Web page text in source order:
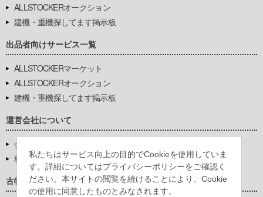
私たちはサービス向上の目的でCookieを使用していま
す。詳細についてはプライバシーポリシーをご確認く
ださい。本サイトの閲覧を続けることにより、Cookie
の使用に同意したものとみなされます。
ALLSTOCKERオークション
建機・重機探してます掲示板
出品者向けサービス一覧
ALLSTOCKERマーケット
ALLSTOCKERオークション
建機・重機探してます掲示板
運営会社について
会社基本情報
株式会社豊環境開発
古物営業法に基づく表示